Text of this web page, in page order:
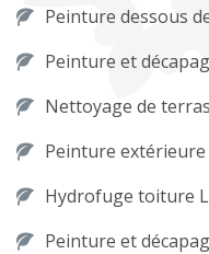
Peinture dessous
Peinture et
Nettoyage de
Peinture extérieure
Hydrofuge toiture
Peinture et